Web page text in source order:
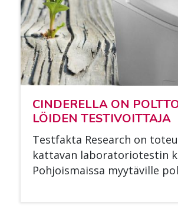
CIN­DE­REL­LA ON
LÖI­DEN TES­TI­VOIT­TA­JA
Test­fak­ta Re­search on
kat­ta­van la­bo­ra­to­rio­tes­tin
Poh­jois­mais­sa myy­tä­vil­le